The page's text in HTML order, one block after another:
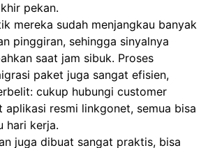
pekan.
mereka sudah menjangkau banyak
pinggiran, sehingga sinyalnya
saat jam sibuk. Proses
paket juga sangat efisien,
cukup hubungi customer
aplikasi resmi linkgonet, semua bisa
hari kerja.
juga dibuat sangat praktis, bisa